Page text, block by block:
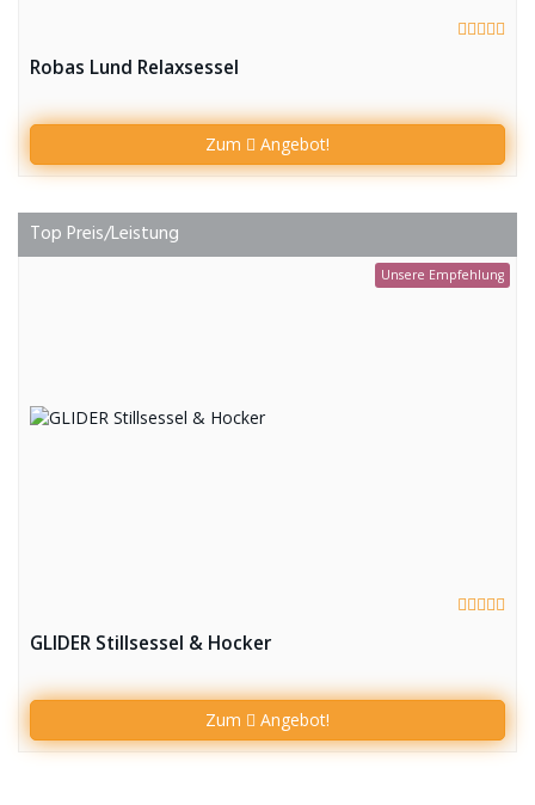
Robas Lund Relaxsessel
Zum Angebot!
Top Preis/Leistung
Unsere Empfehlung
GLIDER Stillsessel & Hocker
Zum Angebot!